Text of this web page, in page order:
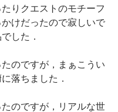
りクエストのモチーフ
けだったので寂しいで
した．
のですが，まぁこうい
落ちました．
のですが，リアルな世